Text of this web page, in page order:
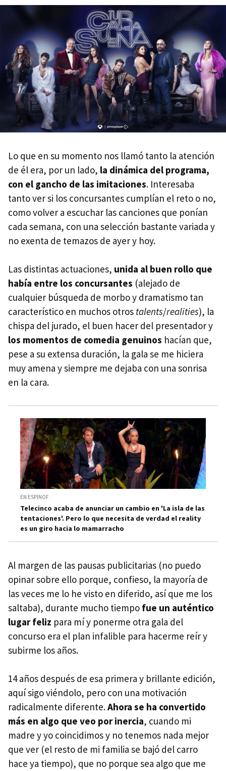
Lo que en su momento nos llamó tanto la atención
de él era, por un lado, la dinámica del programa,
con el gancho de las imitaciones. Interesaba
tanto ver si los concursantes cumplían el reto o no,
como volver a escuchar las canciones que ponían
cada semana, con una selección bastante variada y
no exenta de temazos de ayer y hoy.
Las distintas actuaciones, unida al buen rollo que
había entre los concursantes (alejado de
cualquier búsqueda de morbo y dramatismo tan
característico en muchos otros talents/realities), la
chispa del jurado, el buen hacer del presentador y
los momentos de comedia genuinos hacían que,
pese a su extensa duración, la gala se me hiciera
muy amena y siempre me dejaba con una sonrisa
en la cara.
EN ESPINOF
Telecinco acaba de anunciar un cambio en 'La isla de las
tentaciones'. Pero lo que necesita de verdad el reality
es un giro hacia lo mamarracho
Al margen de las pausas publicitarias (no puedo
opinar sobre ello porque, confieso, la mayoría de
las veces me lo he visto en diferido, así que me los
saltaba), durante mucho tiempo fue un auténtico
lugar feliz para mí y ponerme otra gala del
concurso era el plan infalible para hacerme reír y
subirme los años.
14 años después de esa primera y brillante edición,
aquí sigo viéndolo, pero con una motivación
radicalmente diferente.Ahora se ha convertido
más en algo que veo por inercia, cuando mi
madre y yo coincidimos y no tenemos nada mejor
que ver (el resto de mi familia se bajó del carro
hace ya tiempo), que no porque sea algo que me